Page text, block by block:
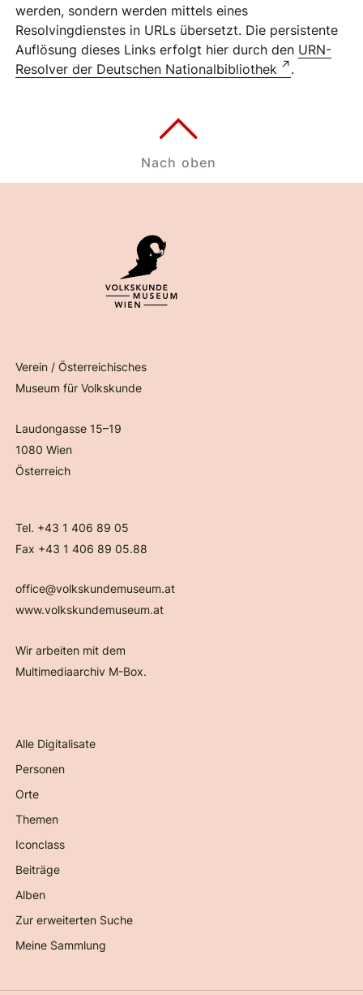
werden, sondern werden mittels eines
Resolvingdienstes in URLs übersetzt. Die persistente
Auflösung dieses Links erfolgt hier durch den URN-
Resolver der Deutschen Nationalbibliothek
.
Verein / Österreichisches
Museum für Volkskunde
Laudongasse 15–19
1080 Wien
Österreich
Tel. +43 1 406 89 05
Fax +43 1 406 89 05.88
office@volkskundemuseum.at
www.volkskundemuseum.at
Wir arbeiten mit dem
Multimediaarchiv M-Box.
Alle Digitalisate
Personen
Orte
Themen
Iconclass
Beiträge
Alben
Zur erweiterten Suche
Meine Sammlung
Nach oben